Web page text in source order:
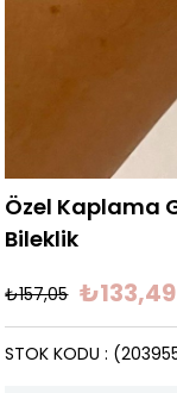
Özel Kaplama
Bileklik
₺157,05 ₺133,49
STOK KODU